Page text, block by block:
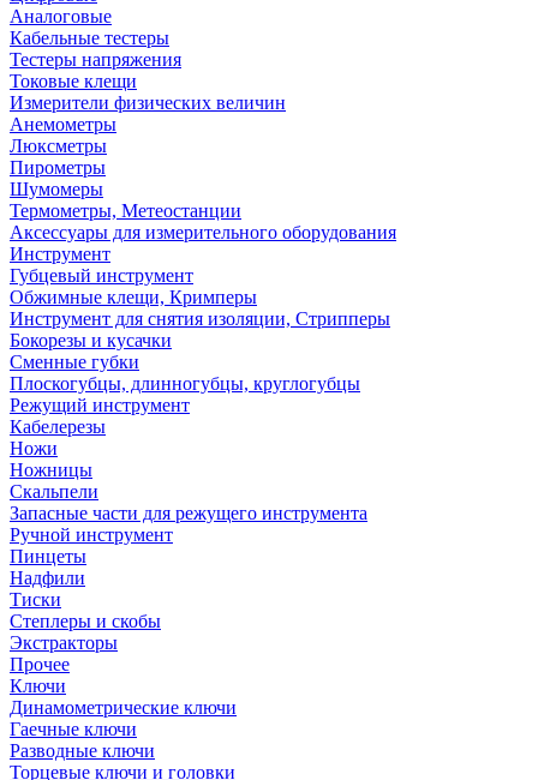
Аналоговые
Кабельные тестеры
Тестеры напряжения
Токовые клещи
Измерители физических величин
Анемометры
Люксметры
Пирометры
Шумомеры
Термометры, Метеостанции
Аксессуары для измерительного оборудования
Инструмент
Губцевый инструмент
Обжимные клещи, Кримперы
Инструмент для снятия изоляции, Стрипперы
Бокорезы и кусачки
Сменные губки
Плоскогубцы, длинногубцы, круглогубцы
Режущий инструмент
Кабелерезы
Ножи
Ножницы
Скальпели
Запасные части для режущего инструмента
Ручной инструмент
Пинцеты
Надфили
Тиски
Степлеры и скобы
Экстракторы
Прочее
Ключи
Динамометрические ключи
Гаечные ключи
Разводные ключи
Торцевые ключи и головки